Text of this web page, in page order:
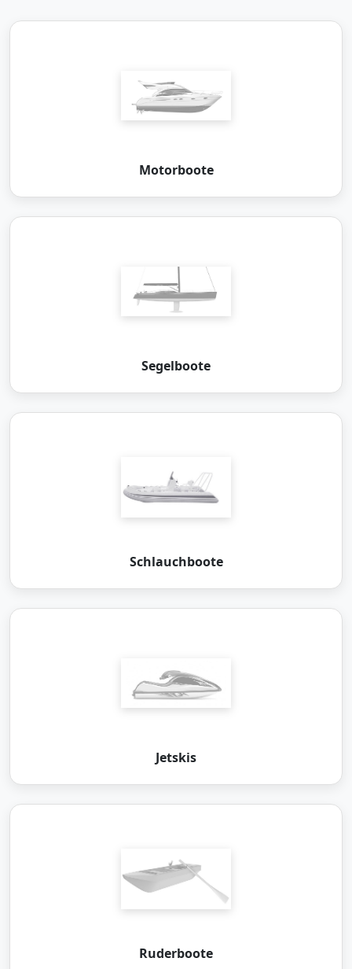
Motorboote
Segelboote
Schlauchboote
Jetskis
Ruderboote